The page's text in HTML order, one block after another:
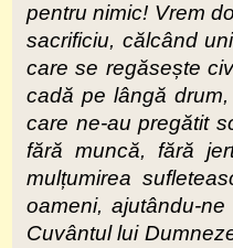
pentru nimic! Vrem
sacrificiu, călcând
care se regăsește
cadă pe lângă
care ne-au pregătit
fără muncă, fără
mulțumirea
oameni, ajutându-
Cuvântul lui